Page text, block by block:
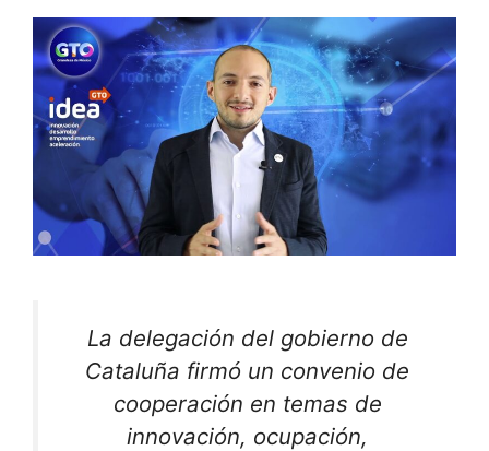
La delegación del gobierno de
Cataluña firmó un convenio de
cooperación en temas de
innovación, ocupación,